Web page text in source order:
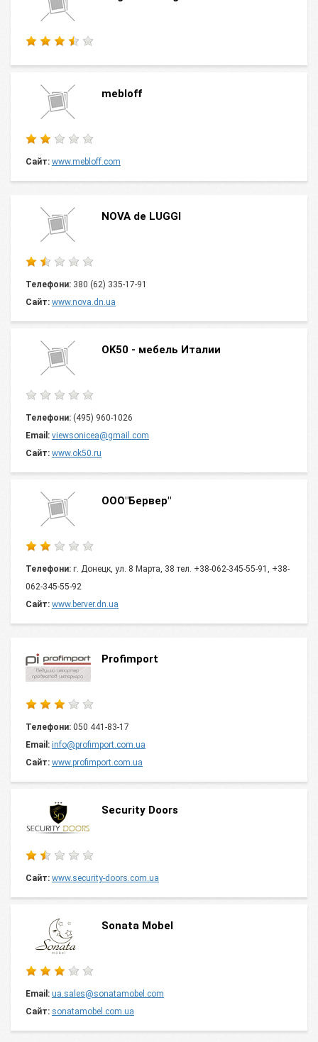
mebloff
Сайт: www.mebloff.com
NOVA de LUGGI
Телефони: 380 (62) 335-17-91
Сайт: www.nova.dn.ua
OK50 - мебель Италии
Телефони: (495) 960-1026
Email: viewsonicea@gmail.com
Сайт: www.ok50.ru
OOO"Бервер"
Телефони: г. Донецк, ул. 8 Марта, 38 тел. +38-062-345-55-91, +38-
062-345-55-92
Сайт: www.berver.dn.ua
Profimport
Телефони: 050 441-83-17
Email: info@profimport.com.ua
Сайт: www.profimport.com.ua
Security Doors
Сайт: www.security-doors.com.ua
Sonata Mobel
Email: ua.sales@sonatamobel.com
Сайт: sonatamobel.com.ua